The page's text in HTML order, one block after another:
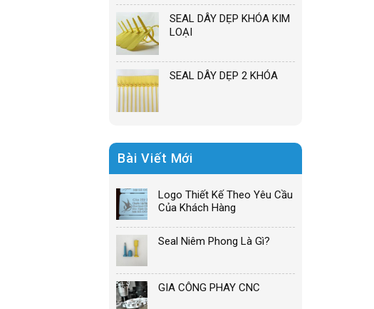
SEAL DÂY DẸP KHÓA KIM
LOẠI
SEAL DÂY DẸP 2 KHÓA
Bài Viết Mới
Logo Thiết Kế Theo Yêu Cầu
Của Khách Hàng
Seal Niêm Phong Là Gì?
GIA CÔNG PHAY CNC